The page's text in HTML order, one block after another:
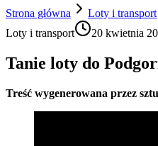
Strona główna
Loty i transport
Loty i transport
20 kwietnia
Tanie loty do
Treść wygenerowana przez